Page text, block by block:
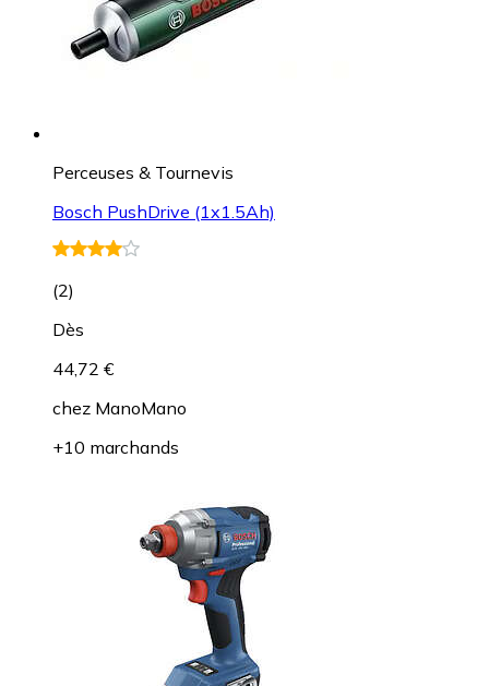
Perceuses & Tournevis
Bosch PushDrive (1x1.5Ah)
(2)
Dès
44,72 €
chez ManoMano
+10 marchands